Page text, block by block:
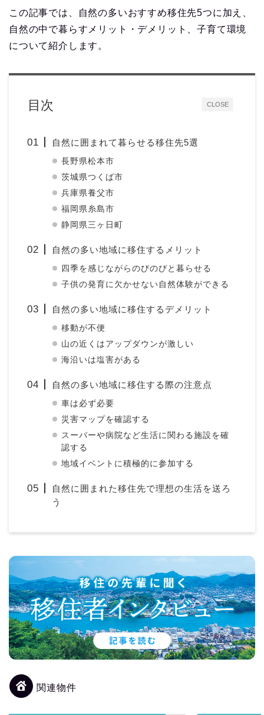
この記事では、自然の多いおすすめ移住先5つに加え、
自然の中で暮らすメリット・デメリット、子育て環境
について紹介します。
CLOSE
目次
自然に囲まれて暮らせる移住先5選
長野県松本市
茨城県つくば市
兵庫県養父市
福岡県糸島市
静岡県三ヶ日町
自然の多い地域に移住するメリット
四季を感じながらのびのびと暮らせる
子供の発育に欠かせない自然体験ができる
自然の多い地域に移住するデメリット
移動が不便
山の近くはアップダウンが激しい
海沿いは塩害がある
自然の多い地域に移住する際の注意点
車は必ず必要
災害マップを確認する
スーパーや病院など生活に関わる施設を確
認する
地域イベントに積極的に参加する
自然に囲まれた移住先で理想の生活を送ろ
う
関連物件